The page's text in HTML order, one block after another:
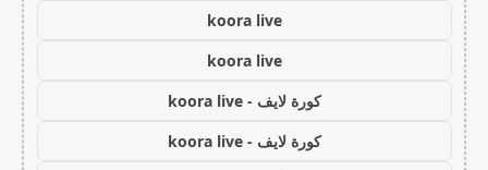
koora live
koora live
كورة لايف - koora live
كورة لايف - koora live